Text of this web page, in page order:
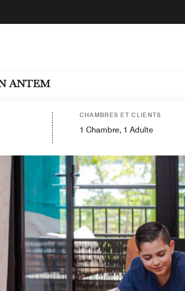
ANTEM
CHAMBRES ET CLIENTS
1 Chambre, 1 Adulte